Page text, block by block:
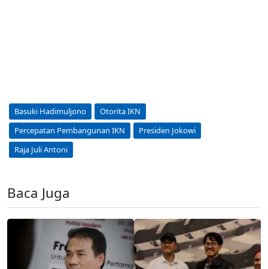
Basuki Hadimuljono
Otorita IKN
Percepatan Pembangunan IKN
Presiden Jokowi
Raja Juli Antoni
Baca Juga